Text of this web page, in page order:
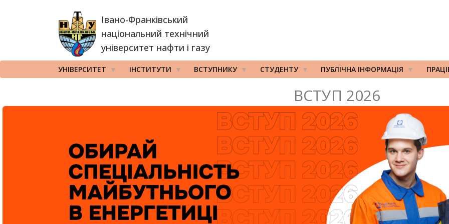
Івано-Франківський
національний технічний
університет нафти і газу
УНІВЕРСИТЕТ ІНСТИТУТИ ВСТУПНИКУ СТУДЕНТУ ПУБЛІЧНА ІНФОРМАЦІЯ